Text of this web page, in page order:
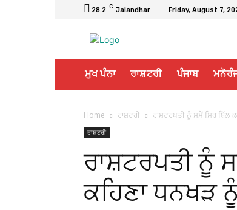
28.2 C Jalandhar Friday, August 7,
ਮੁਖ ਪੰਨਾ ਰਾਸ਼ਟਰੀ ਪੰਜਾਬ
Home ਰਾਸ਼ਟਰੀ ਰਾਸ਼ਟਰਪਤੀ ਨੂੰ ਸਮੇਂ ਸਿਰ ਬਿੱਲ
ਰਾਸ਼ਟਰੀ
ਰਾਸ਼ਟਰਪਤੀ ਨੂੰ
ਕਹਿਣਾ ਧਨਖੜ